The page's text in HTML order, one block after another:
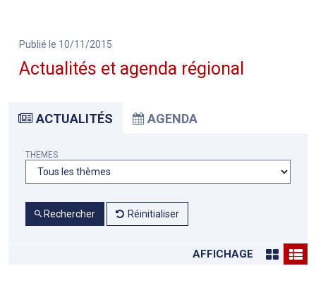
Publié le 10/11/2015
Actualités et agenda régional
ACTUALITÉS AGENDA
THEMES
Rechercher Réinitialiser
AFFICHAGE